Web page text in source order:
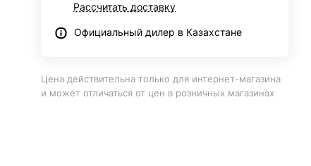
Рассчитать доставку
Официальный дилер в Казахстане
Цена действительна только для интернет-магазина
и может отличаться от цен в розничных магазинах